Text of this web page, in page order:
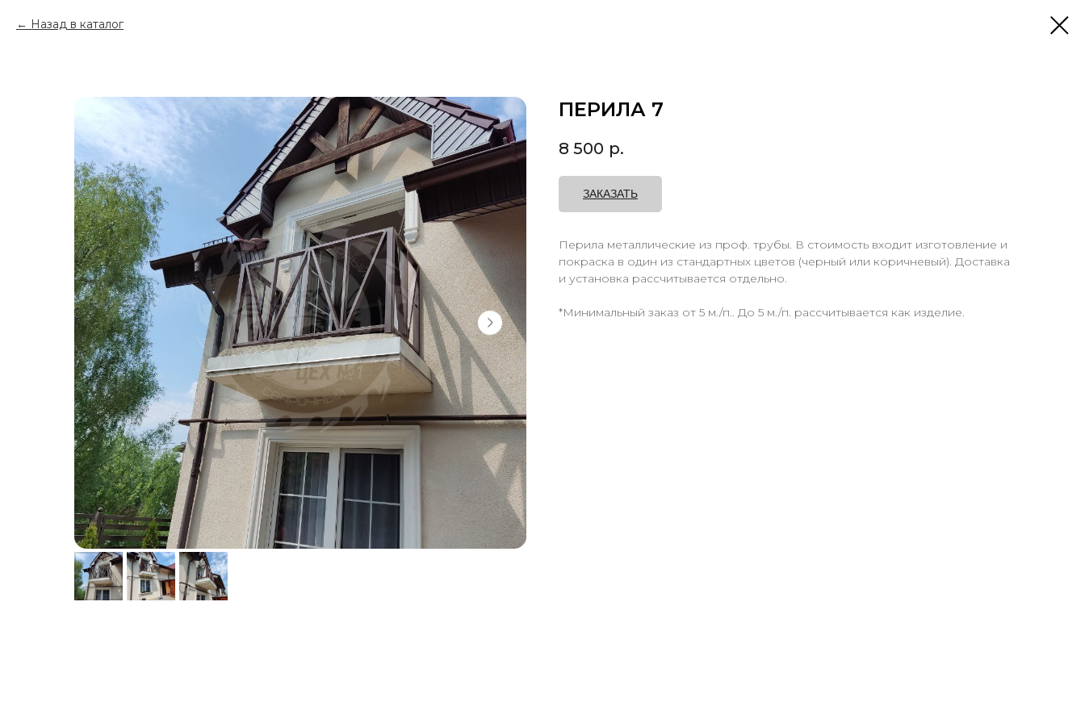
Назад в каталог
ПЕРИЛА 7
8 500 р.
ЗАКАЗАТЬ
Перила металлические из проф. трубы. В стоимость входит изготовление и
покраска в один из стандартных цветов (черный или коричневый). Доставка
и установка рассчитывается отдельно.
*Минимальный заказ от 5 м./п.. До 5 м./п. рассчитывается как изделие.